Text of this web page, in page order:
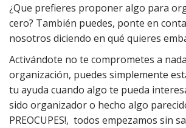
¿Que prefieres proponer algo para
cero? También puedes, ponte en
nosotros diciendo en qué quieres
Activándote no te comprometes a
organización, puedes simplemente
tu ayuda cuando algo te pueda
sido organizador o hecho algo
PREOCUPES!, todos empezamos sin